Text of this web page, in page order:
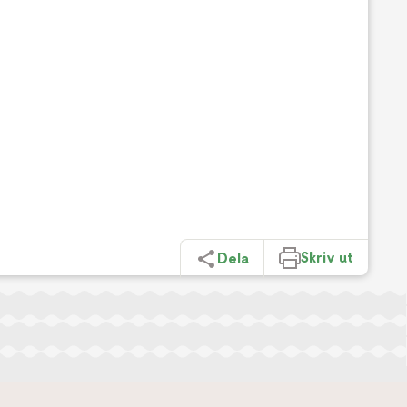
Dela Skriv ut